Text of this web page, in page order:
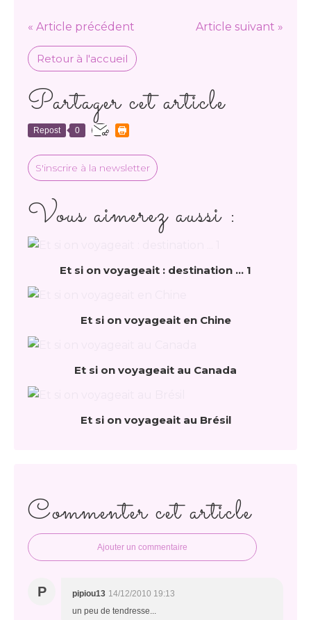
« Article précédent Article suivant »
Retour à l'accueil
Partager cet article
Repost 0
S'inscrire à la newsletter
Vous aimerez aussi :
Et si on voyageait : destination ... 1
Et si on voyageait en Chine
Et si on voyageait au Canada
Et si on voyageait au Brésil
Commenter cet article
Ajouter un commentaire
P pipiou13 14/12/2010 19:13
un peu de tendresse...